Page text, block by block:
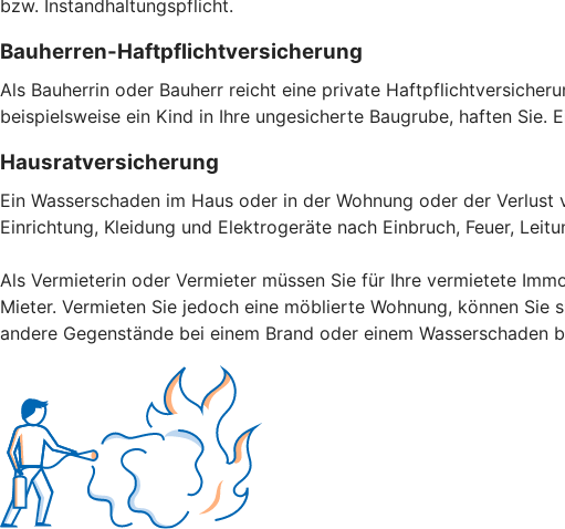
bzw. Instandhaltungspflicht.
Bauherren-Haftpflichtversicherung
Als Bauherrin oder Bauherr reicht eine private
beispielsweise ein Kind in Ihre ungesicherte Baugrube, haften
Hausratversicherung
Ein Wasserschaden im Haus oder in der Wohnung oder der
Einrichtung, Kleidung und Elektrogeräte nach Einbruch, Feuer,
Als Vermieterin oder Vermieter müssen Sie für Ihre vermietete
Mieter. Vermieten Sie jedoch eine möblierte Wohnung, können
andere Gegenstände bei einem Brand oder einem Wasserschaden